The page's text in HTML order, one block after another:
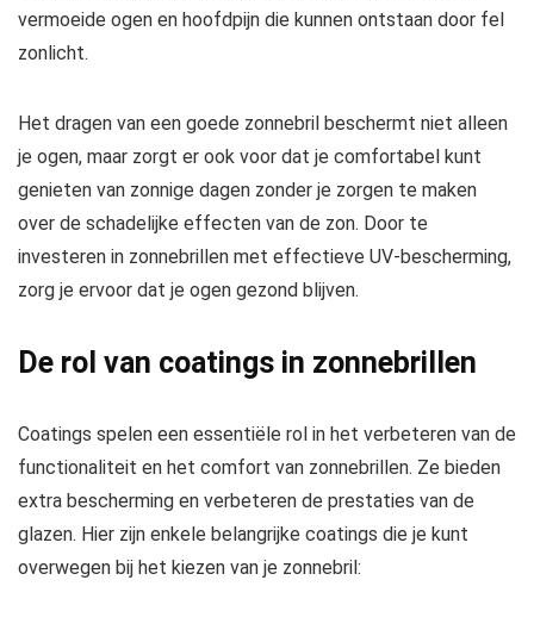
vermoeide ogen en hoofdpijn die kunnen ontstaan door fel
zonlicht.
Het dragen van een goede zonnebril beschermt niet alleen
je ogen, maar zorgt er ook voor dat je comfortabel kunt
genieten van zonnige dagen zonder je zorgen te maken
over de schadelijke effecten van de zon. Door te
investeren in zonnebrillen met effectieve UV-bescherming,
zorg je ervoor dat je ogen gezond blijven.
De rol van coatings in zonnebrillen
Coatings spelen een essentiële rol in het verbeteren van de
functionaliteit en het comfort van zonnebrillen. Ze bieden
extra bescherming en verbeteren de prestaties van de
glazen. Hier zijn enkele belangrijke coatings die je kunt
overwegen bij het kiezen van je zonnebril: